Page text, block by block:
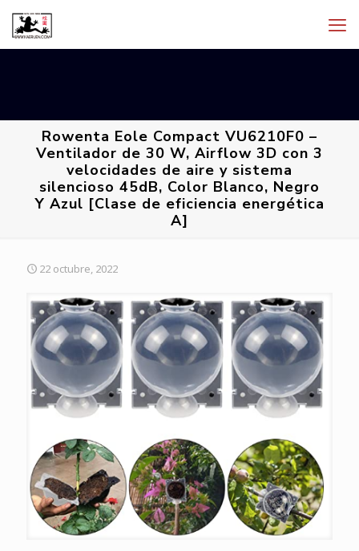
Rowenta Eole Compact VU6210F0 –
Ventilador de 30 W, Airflow 3D con 3
velocidades de aire y sistema
silencioso 45dB, Color Blanco, Negro
Y Azul [Clase de eficiencia energética
A]
22 octubre, 2022